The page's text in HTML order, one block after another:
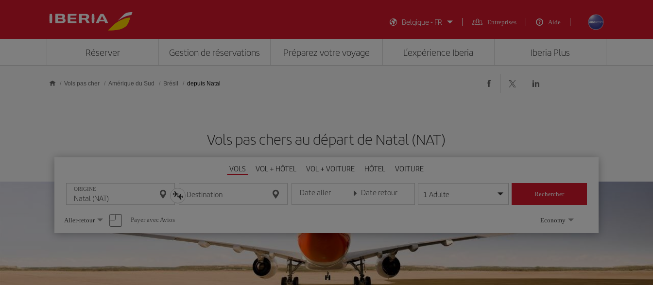
Belgique - FR
Entreprises Aide
Réserver Gestion de réservations Préparez votre voyage L’expérience Iberia Iberia Plus
Vols pas cher Amérique du Sud Brésil depuis Natal
Vols pas chers au départ de Natal (NAT)
VOLS VOL + HÔTEL VOL + VOITURE HÔTEL VOITURE
ORIGINE Destination Date aller
Entrez la date au format jour/mois/année
Date retour
Entrez la date au format jour/mois/année
1 Adulte Rechercher
Sélectionnez
une
option
Aller-retour Payer avec Avios Economy